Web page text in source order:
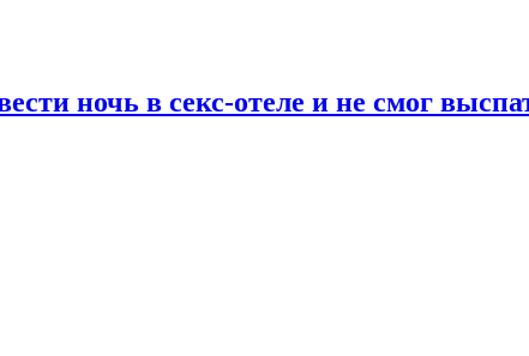
ночь в секс-отеле и не смог